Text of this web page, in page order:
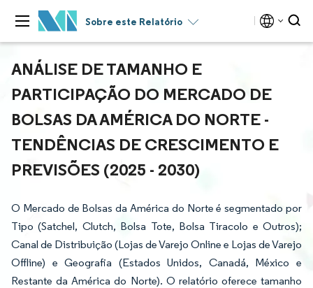
Sobre este Relatório
ANÁLISE DE TAMANHO E
PARTICIPAÇÃO DO MERCADO DE
BOLSAS DA AMÉRICA DO NORTE -
TENDÊNCIAS DE CRESCIMENTO E
PREVISÕES (2025 - 2030)
O Mercado de Bolsas da América do Norte é segmentado por
Tipo (Satchel, Clutch, Bolsa Tote, Bolsa Tiracolo e Outros);
Canal de Distribuição (Lojas de Varejo Online e Lojas de Varejo
Offline) e Geografia (Estados Unidos, Canadá, México e
Restante da América do Norte). O relatório oferece tamanho